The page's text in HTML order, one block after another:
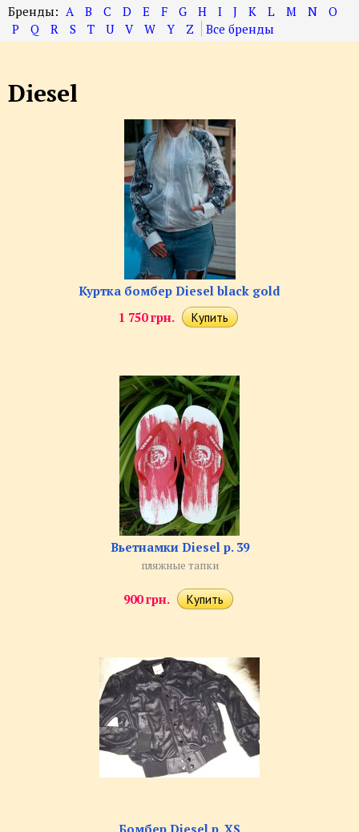
A B C D E F G H I J K L M N
O
P
Q R S T U V W Y Z
Diesel
Куртка бомбер Diesel black gold
1 750 грн.
Вьетнамки Diesel р. 39
пляжные тапки
900 грн.